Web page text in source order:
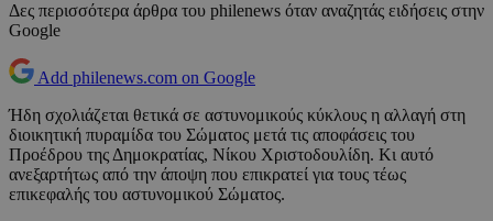
Δες περισσότερα άρθρα του philenews όταν αναζητάς ειδήσεις στην
Google
Add philenews.com on Google
Ήδη σχολιάζεται θετικά σε αστυνομικούς κύκλους η αλλαγή στη
διοικητική πυραμίδα του Σώματος μετά τις αποφάσεις του
Προέδρου της Δημοκρατίας, Νίκου Χριστοδουλίδη. Κι αυτό
ανεξαρτήτως από την άποψη που επικρατεί για τους τέως
επικεφαλής του αστυνομικού Σώματος.